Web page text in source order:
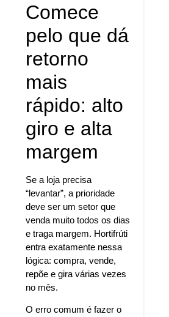
Comece
pelo que dá
retorno
mais
rápido: alto
giro e alta
margem
Se a loja precisa
“levantar”, a prioridade
deve ser um setor que
venda muito todos os dias
e traga margem. Hortifrúti
entra exatamente nessa
lógica: compra, vende,
repõe e gira várias vezes
no mês.
O erro comum é fazer o